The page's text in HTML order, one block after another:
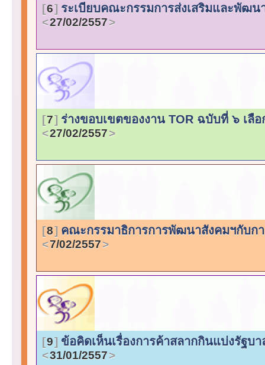
6 ระเบียบคณะกรรมการส่งเสริมและพั
27/02/2557
7 ร่างขอบเขตของงาน TOR ฉบับที่ ๖ เ
27/02/2557
8 คณะกรรมาธิการการพัฒนาสังคมฯกับก
7/02/2557
9 ข้อคิดเห็นเรื่องการค้าสลากกินแบ่งรัฐ
31/01/2557